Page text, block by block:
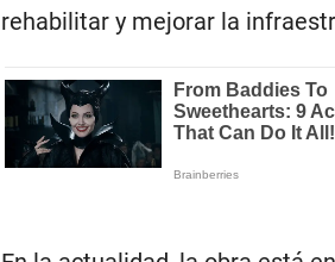
rehabilitar y mejorar la